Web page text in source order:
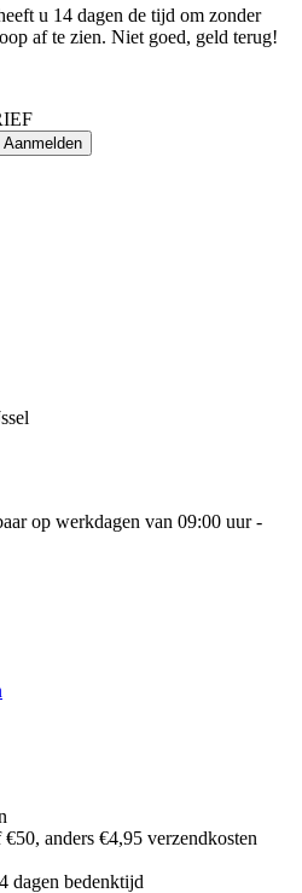
u 14 dagen de tijd om zonder
af te zien. Niet goed, geld terug!
Aanmelden
op werkdagen van 09:00 uur -
anders €4,95 verzendkosten
dagen bedenktijd